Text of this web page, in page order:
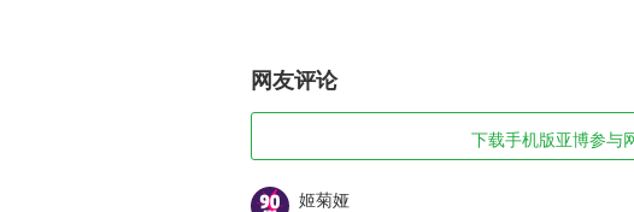
计，超燃厮杀劲爆PK，炫酷技能特效震撼眼球，浮
手机版亚博软件特色
2,【10键/17键键位切换】支持10键、17键两种拇指琴
3,【丰富的教学内容】
网友评论
下载手机版亚博参与
姬菊娅